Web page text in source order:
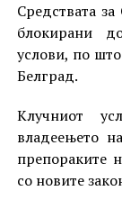
Средствата
блокирани
услови, по
Белград.
Клучниот
владеењето
препораките
со новите